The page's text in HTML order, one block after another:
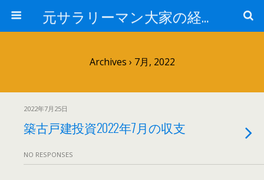
元サラリーマン大家の経済的自由への道
Archives › 7月, 2022
2022年7月25日
築古戸建投資2022年7月の収支
NO RESPONSES